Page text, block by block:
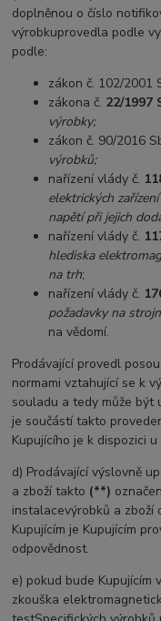
doplněnou o číslo
výrobkuprovedla podle
podle:
zákon č. 102/2001
zákona č. 22/1997
výrobky;
zákon č. 90/2016
výrobků;
nařízení vlády č.
elektrických
napětí při jejich
nařízení vlády č.
hlediska
na trh;
nařízení vlády č.
požadavky na
na vědomí.
Prodávající provedl
normami vztahující se k
souladu a tedy může být
je součástí takto
Kupujícího je k dispozici
d) Prodávající výslovně
a zboží takto (**)
instalacevýrobků a zboží
Kupujícím je Kupujícím
odpovědnost.
e) pokud bude Kupujícím
zkouška